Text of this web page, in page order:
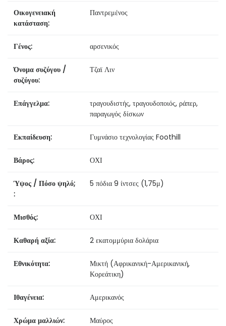
Οικογενειακή
κατάσταση:
Παντρεμένος
Γένος: αρσενικός
Όνομα συζύγου /
συζύγου:
Τζαϊ Λιν
Επάγγελμα:
τραγουδιστής, τραγουδοποιός, ράπερ,
παραγωγός δίσκων
Εκπαίδευση: Γυμνάσιο τεχνολογίας Foothill
Βάρος: ΟΧΙ
Ύψος / Πόσο ψηλό;
:
5 πόδια 9 ίντσες (1,75μ)
Μισθός: ΟΧΙ
Καθαρή αξία: 2 εκατομμύρια δολάρια
Εθνικότητα:
Μικτή (Αφρικανική-Αμερικανική,
Κορεάτικη)
Ιθαγένεια: Αμερικανός
Χρώμα μαλλιών: Μαύρος